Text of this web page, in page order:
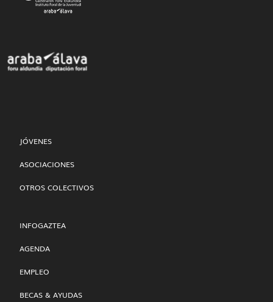
JÓVENES
ASOCIACIONES
OTROS COLECTIVOS
INFOGAZTEA
AGENDA
EMPLEO
BECAS & AYUDAS